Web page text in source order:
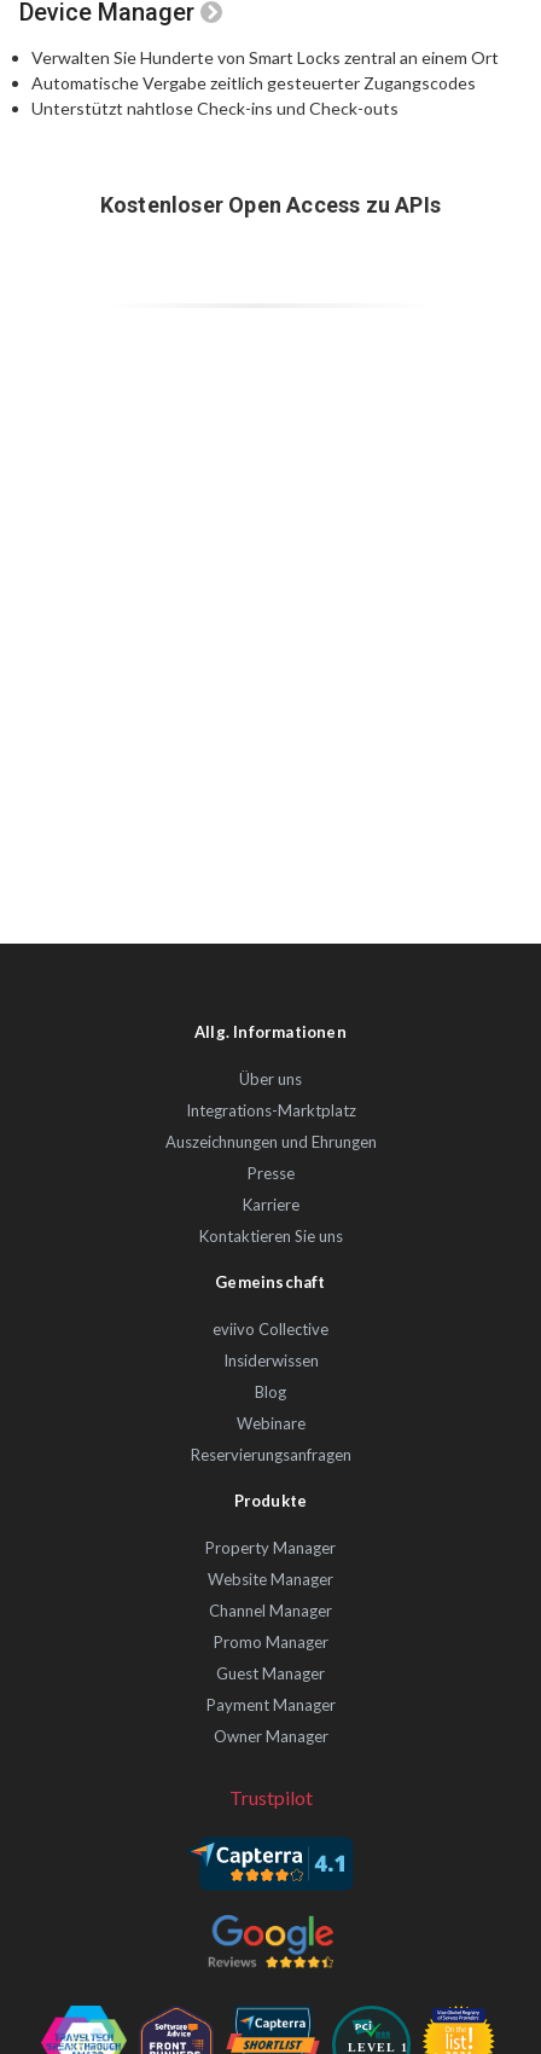
Device Manager
Verwalten Sie Hunderte von Smart Locks zentral an einem Ort
Automatische Vergabe zeitlich gesteuerter Zugangscodes
Unterstützt nahtlose Check-ins und Check-outs
Kostenloser Open Access zu APIs
Allg. Informationen
Über uns
Integrations-Marktplatz
Auszeichnungen und Ehrungen
Presse
Karriere
Kontaktieren Sie uns
Gemeinschaft
eviivo Collective
Insiderwissen
Blog
Webinare
Reservierungsanfragen
Produkte
Property Manager
Website Manager
Channel Manager
Promo Manager
Guest Manager
Payment Manager
Owner Manager
Trustpilot